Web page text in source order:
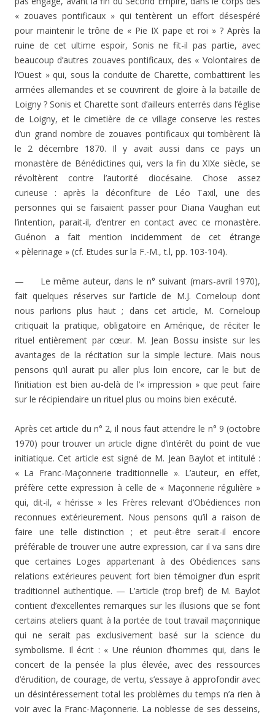
« zouaves pontificaux » qui tentèrent un effort désespéré
pour maintenir le trône de « Pie IX pape et roi » ? Après la
ruine de cet ultime espoir, Sonis ne fit-il pas partie, avec
beaucoup d’autres zouaves pontificaux, des « Volontaires de
l’Ouest » qui, sous la conduite de Charette, combattirent les
armées allemandes et se cou­vrirent de gloire à la bataille de
Loigny ? Sonis et Charette sont d’ailleurs enterrés dans l’église
de Loigny, et le cimetière de ce village conserve les restes
d’un grand nombre de zouaves pontificaux qui tombèrent là
le 2 dé­cembre 1870. Il y avait aussi dans ce pays un
monastère de Bénédictines qui, vers la fin du XIXe siècle, se
révoltèrent contre l’autorité diocésaine. Chose assez
curieuse : après la déconfiture de Léo Taxil, une des
personnes qui se faisaient passer pour Diana Vaughan eut
l’intention, pa­rait-il, d’entrer en contact avec ce monastère.
Guénon a fait mention incidemment de cet étrange
« pèlerinage » (cf. Etudes sur la F.-M., t.l, pp. 103-104).
— Le même auteur, dans le n° suivant (mars-avril 1970),
fait quelques réserves sur l’article de M.J. Corneloup dont
nous parlions plus haut ; dans cet article, M. Corneloup
critiquait la pratique, obligatoire en Amérique, de réciter le
rituel entièrement par cœur. M. Jean Bossu insiste sur les
avantages de la récitation sur la simple lecture. Mais nous
pensons qu’il aurait pu aller plus loin encore, car le but de
l’initiation est bien au-delà de l’« impres­sion » que peut faire
sur le récipiendaire un rituel plus ou moins bien exécuté.
Après cet article du n° 2, il nous faut attendre le n° 9 (octobre
1970) pour trouver un article digne d’inté­rêt du point de vue
initiatique. Cet article est signé de M. Jean Baylot et intitulé :
« La Franc-Maçonnerie traditionnelle ». L’auteur, en effet,
préfère cette expression à celle de « Maçonnerie régulière »
qui, dit-il, « hérisse » les Frères relevant d’Obédiences non
reconnues extérieure­ment. Nous pensons qu’il a raison de
faire une telle dis­tinction ; et peut-être serait-il encore
préférable de trou­ver une autre expression, car il va sans dire
que certaines Loges appartenant à des Obédiences sans
relations exté­rieures peuvent fort bien témoigner d’un esprit
tradition­nel authentique. — L’article (trop bref) de M. Baylot
con­tient d’excellentes remarques sur les illusions que se font
certains ateliers quant à la portée de tout travail maçon­nique
qui ne serait pas exclusivement basé sur la science du
symbolisme. Il écrit : « Une réunion d’hommes qui, dans le
concert de la pensée la plus élevée, avec des res­sources
d’érudition, de courage, de vertu, s’essaye à appro­fondir avec
un désintéressement total les problèmes du temps n’a rien à
voir avec la Franc-Maçonnerie. La nobles­se de ses desseins,